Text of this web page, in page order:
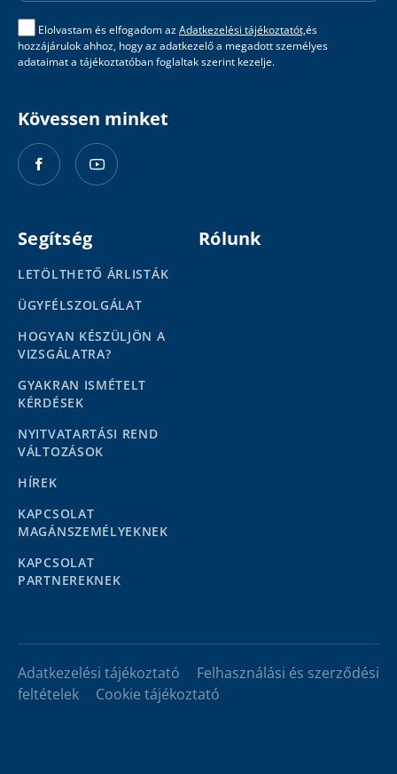
Elolvastam és elfogadom azAdatkezelési tájékoztatót,és
hozzájárulok ahhoz, hogy az adatkezelő a megadott személyes
adataimat a tájékoztatóban foglaltak szerint kezelje.
Kövessen minket
Segítség
LETÖLTHETŐ ÁRLISTÁK
ÜGYFÉLSZOLGÁLAT
HOGYAN KÉSZÜLJÖN A
VIZSGÁLATRA?
GYAKRAN ISMÉTELT
KÉRDÉSEK
NYITVATARTÁSI REND
VÁLTOZÁSOK
HÍREK
KAPCSOLAT
MAGÁNSZEMÉLYEKNEK
KAPCSOLAT
PARTNEREKNEK
Rólunk
Adatkezelési tájékoztató
Felhasználási és szerződési
feltételek
Cookie tájékoztató